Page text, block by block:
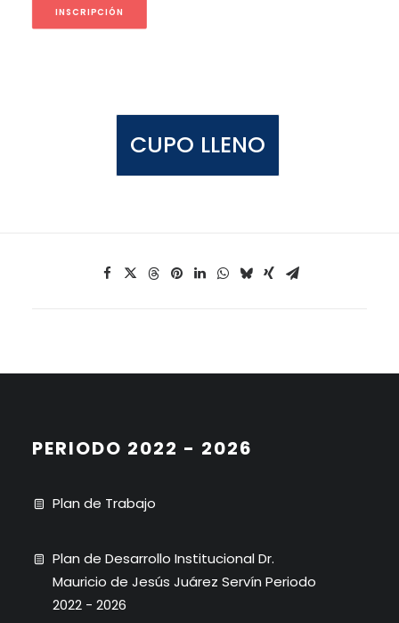
INSCRIPCIÓN
CUPO LLENO
PERIODO 2022 - 2026
Plan de Trabajo
Plan de Desarrollo Institucional Dr.
Mauricio de Jesús Juárez Servín Periodo
2022 - 2026